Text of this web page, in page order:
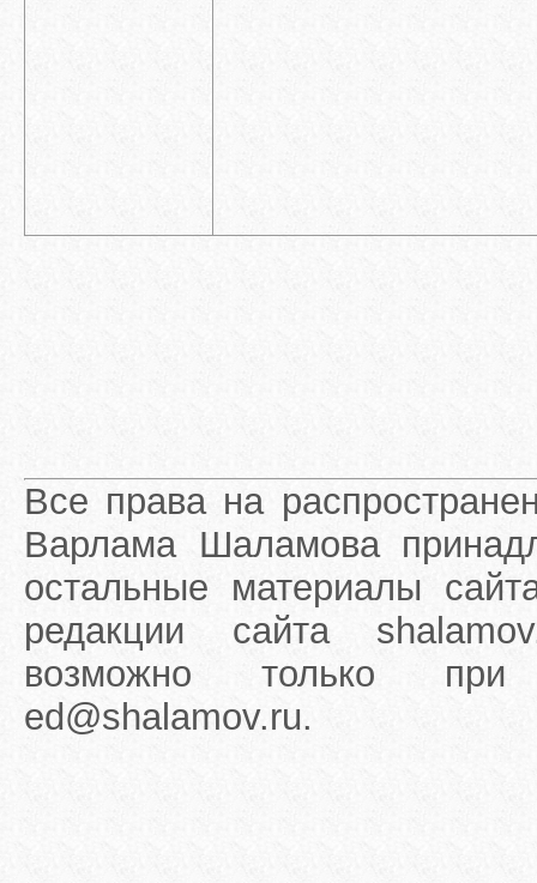
Все права на
Варлама Шаламова
остальные материалы
редакции сайта
возможно только при
ed@shalamov.ru.